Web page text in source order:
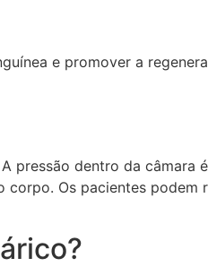
e promover a
pressão dentro da câmara é
corpo. Os pacientes podem